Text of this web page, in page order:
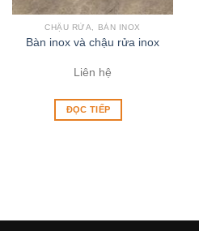
CHẬU RỬA, BÀN INOX
Bàn inox và chậu rửa inox
Liên hệ
ĐỌC TIẾP